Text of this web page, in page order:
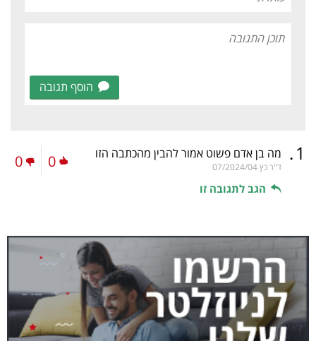
הוסף תגובה
1
. מה בן אדם פשוט אמור להבין מהכתבה הזו
ד"ר כץ07/2024/04
הגב לתגובה זו
0
0